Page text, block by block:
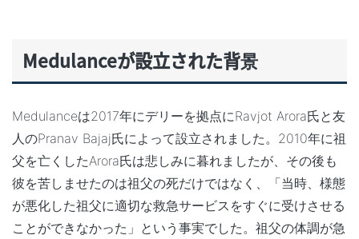
Medulanceが設立された背景
Medulanceは2017年にデリーを拠点にRavjot Arora氏と友
人のPranav Bajaj氏によって設立されました。2010年に祖
父を亡くしたArora氏は悲しみに暮れましたが、その後も
彼を苦しませたのは祖父の死だけではなく、「当時、様態
が悪化した祖父に適切な救急サービスをすぐに受けさせる
ことができなかった 」という事実でした。祖父の体調が急